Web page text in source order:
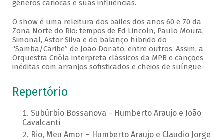
gêneros cariocas e suas influências.
O show é uma releitura dos bailes dos anos 60 e 70 da
Zona Norte do Rio: tempos de Ed Lincoln, Paulo Moura,
Simonal, Astor Silva e do balanço híbrido do
“Samba/Caribe” de João Donato, entre outros. Assim, a
Orquestra Criôla interpreta clássicos da MPB e canções
inéditas com arranjos sofisticados e cheios de suíngue.
Repertório
Subúrbio Bossanova – Humberto Araujo e João
Cavalcanti
Rio, Meu Amor – Humberto Araujo e Claudio Jorge